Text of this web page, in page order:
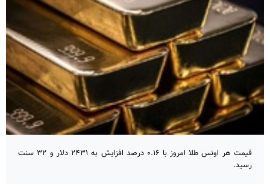
قیمت هر اونس طلا امروز با ۰.۱۶ درصد افزایش به ۲۴۳۱ دلار و ۳۲ سنت
رسید.